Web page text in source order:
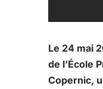
Le 24 mai
de l’École
Copernic,